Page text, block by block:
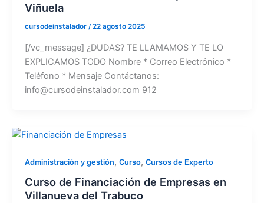
Viñuela
cursodeinstalador /22 agosto 2025
[/vc_message] ¿DUDAS? TE LLAMAMOS Y TE LO
EXPLICAMOS TODO Nombre * Correo Electrónico *
Teléfono * Mensaje Contáctanos:
info@cursodeinstalador.com 912
Administración y gestión, Curso, Cursos de Experto
Curso de Financiación de Empresas en
Villanueva del Trabuco